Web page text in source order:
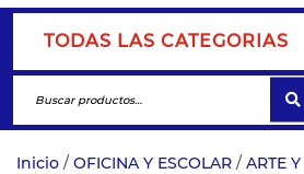
TODAS LAS CATEGORIAS
Inicio / OFICINA Y ESCOLAR / ARTE